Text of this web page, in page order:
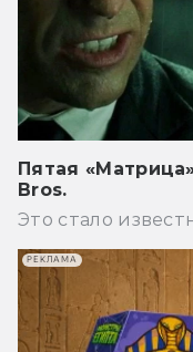
Пятая
Bros.
Это стало
РЕКЛАМА